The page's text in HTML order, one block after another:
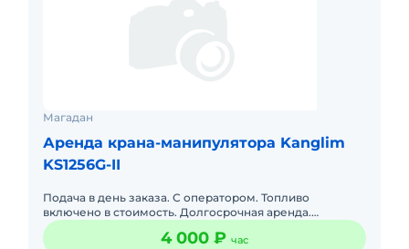
Магадан
Аренда крана-манипулятора Kanglim
KS1256G-II
Подача в день заказа. С оператором. Топливо
включено в стоимость. Долгосрочная аренда.
Бесплатная доставка на место. Краткосрочная аренда.
Техника с малой нараб4 000 ₽ час